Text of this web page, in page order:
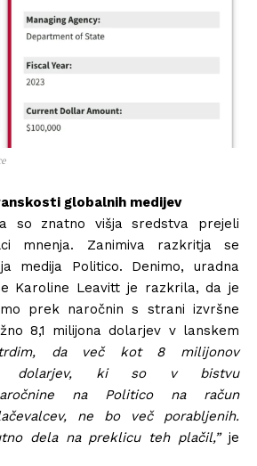
globalnih medijev
so znatno višja sredstva prejeli
mnenja. Zanimiva razkritja se
medija Politico. Denimo, uradna
Karoline Leavitt je razkrila, da je
prek naročnin s strani izvršne
8,1 milijona dolarjev v lanskem
da več kot 8 milijonov
dolarjev, ki so v bistvu
na Politico na račun
ne bo več porabljenih.
dela na preklicu teh plačil,”je